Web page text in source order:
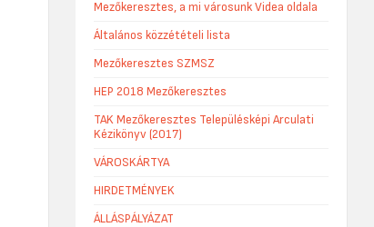
Mezőkeresztes, a mi városunk Videa oldala
Általános közzétételi lista
Mezőkeresztes SZMSZ
HEP 2018 Mezőkeresztes
TAK Mezőkeresztes Településképi Arculati
Kézikönyv (2017)
VÁROSKÁRTYA
HIRDETMÉNYEK
ÁLLÁSPÁLYÁZAT